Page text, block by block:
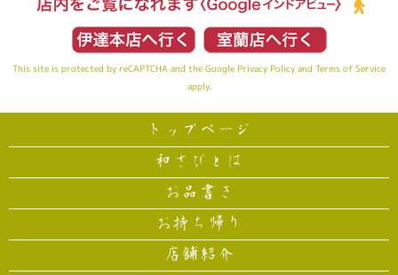
This site is protected by reCAPTCHA and the Google Privacy Policy and Terms of Service
apply.
トップページ
和さびとは
お品書き
お持ち帰り
店舗紹介